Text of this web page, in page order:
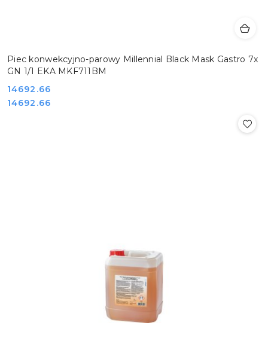
Piec konwekcyjno-parowy Millennial Black Mask Gastro 7x
GN 1/1 EKA MKF711BM
Cena:
14692.66
Cena:
14692.66